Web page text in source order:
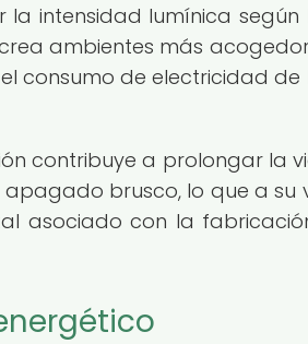
intensidad lumínica según
ambientes más
consumo de electricidad de
contribuye a prolongar la
brusco, lo que a su
asociado con la